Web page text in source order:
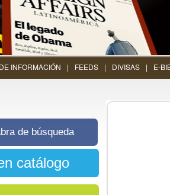
INFORMACIÓN FEEDS DIVISAS E-